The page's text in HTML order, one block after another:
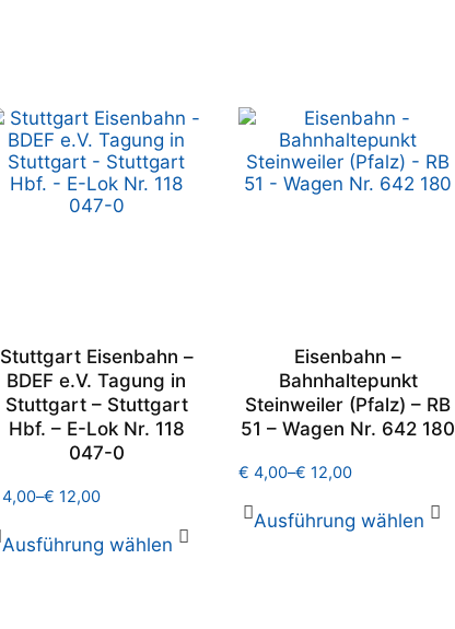
Stuttgart Eisenbahn –
BDEF e.V. Tagung in
Stuttgart – Stuttgart
Hbf. – E-Lok Nr. 118
047-0
4,00–€ 12,00
Ausführung wählen
Eisenbahn –
Bahnhaltepunkt
Steinweiler (Pfalz) – RB
51 – Wagen Nr. 642 180
€ 4,00–€ 12,00
Ausführung wählen